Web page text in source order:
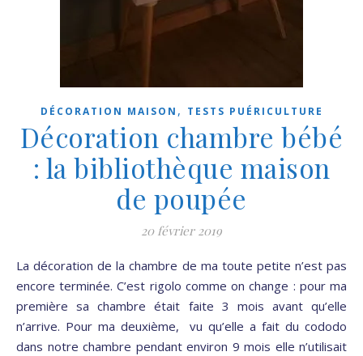
DÉCORATION MAISON , TESTS PUÉRICULTURE
Décoration chambre bébé
: la bibliothèque maison
de poupée
20 février 2019
La décoration de la chambre de ma toute petite n’est pas
encore terminée. C’est rigolo comme on change : pour ma
première sa chambre était faite 3 mois avant qu’elle
n’arrive. Pour ma deuxième, vu qu’elle a fait du cododo
dans notre chambre pendant environ 9 mois elle n’utilisait